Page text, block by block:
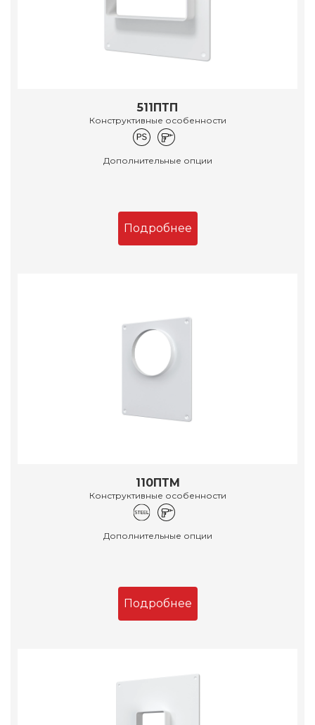
511ПТП
Конструктивные особенности
Дополнительные опции
Подробнее
110ПТМ
Конструктивные особенности
Дополнительные опции
Подробнее